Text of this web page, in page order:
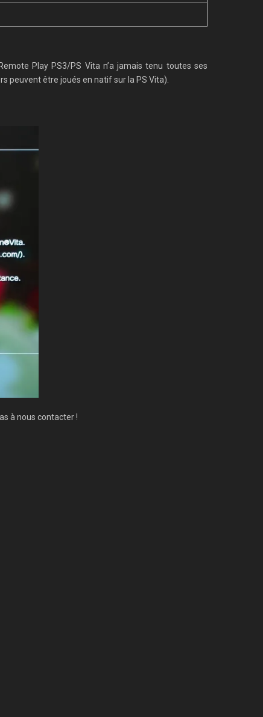
Play PS3/PS Vita n’a jamais tenu toutes ses
peuvent être joués en natif sur la PS Vita).
à nous contacter !